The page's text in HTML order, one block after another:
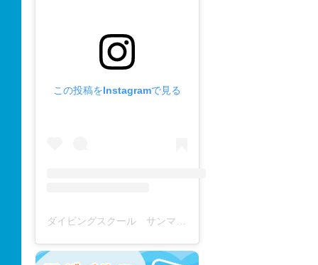
この投稿をInstagramで見る
ダイビングスクール サンマーレ / diving school(@diving_school_sanmare)がシェアした投稿